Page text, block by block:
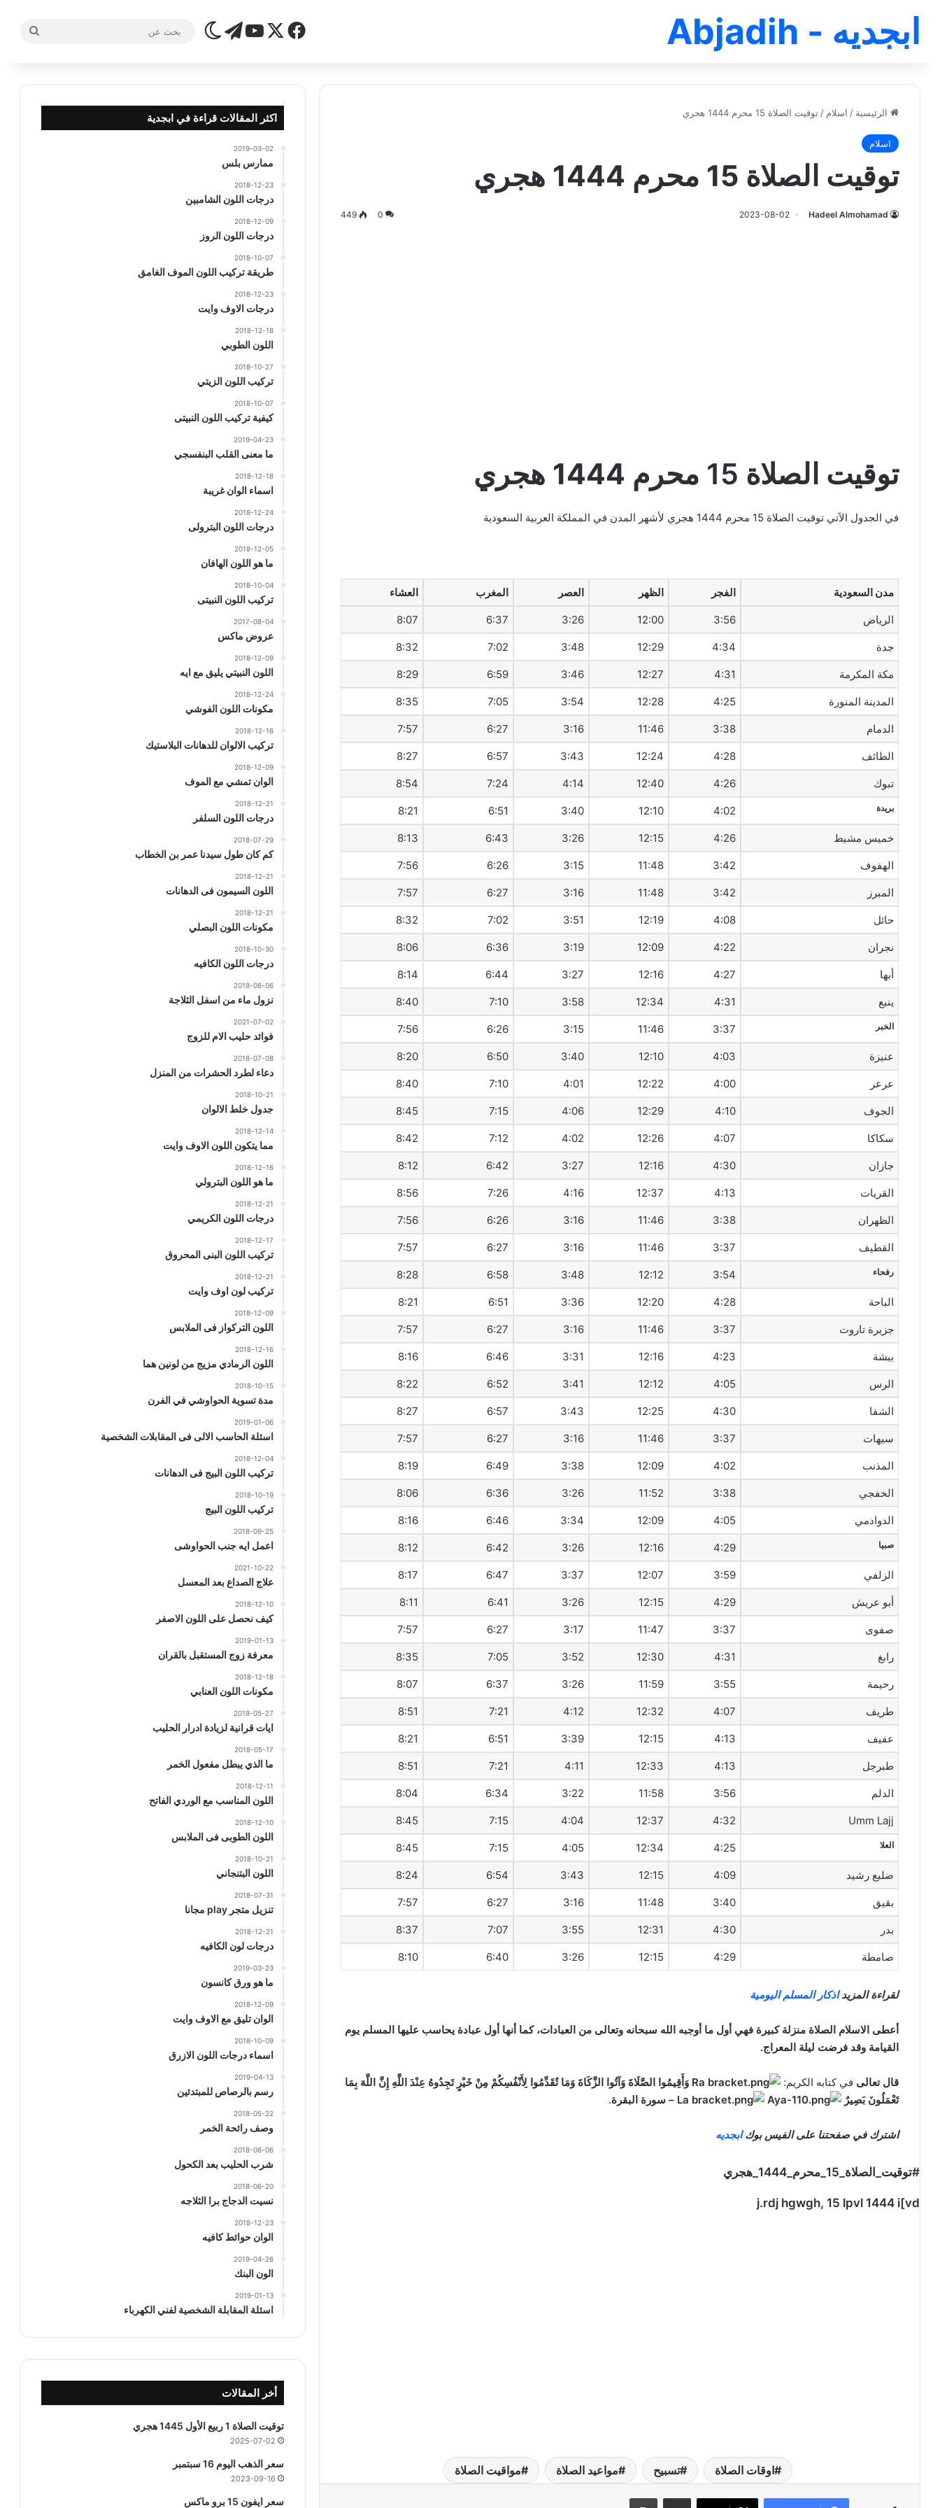
ابجديه - Abjadih فيسبوك
‫X
‫YouTube
تيلقرامالوضع المظلم
الرئيسية / اسلام / توقيت الصلاة 15 محرم 1444 هجري
اسلام
توقيت الصلاة 15 محرم 1444 هجري
Hadeel Almohamad
2023-08-02
0
449
توقيت الصلاة 15 محرم
في الجدول الآتي توقيت الصلاة 15 محرم 1444 هجري لأشهر المدن في المملكة العربية السعودية
مدن السعودية الفجر الظهر العصر المغرب العشاء
الرياض 3:56
12:00
3:26
6:37
8:07
جدة 4:34
12:29
3:48
7:02
8:32
مكة المكرمة 4:31
12:27
3:46
6:59
8:29
المدينة المنورة 4:25
12:28
3:54
7:05
8:35
الدمام 3:38
11:46
3:16
6:27
7:57
الطائف 4:28
12:24
3:43
6:57
8:27
تبوك 4:26
12:40
4:14
7:24
8:54
بريدة 4:02
12:10
3:40
6:51
8:21
خميس مشيط 4:26
12:15
3:26
6:43
8:13
الهفوف‎ 3:42
11:48
3:15
6:26
7:56
المبرز 3:42
11:48
3:16
6:27
7:57
حائل 4:08
12:19
3:51
7:02
8:32
نجران 4:22
12:09
3:19
6:36
8:06
أبها 4:27
12:16
3:27
6:44
8:14
ينبع 4:31
12:34
3:58
7:10
8:40
الخبر 3:37
11:46
3:15
6:26
7:56
عنيزة 4:03
12:10
3:40
6:50
8:20
عرعر 4:00
12:22
4:01
7:10
8:40
الجوف 4:10
12:29
4:06
7:15
8:45
سكاكا 4:07
12:26
4:02
7:12
8:42
جازان 4:30
12:16
3:27
6:42
8:12
القريات 4:13
12:37
4:16
7:26
8:56
الظهران 3:38
11:46
3:16
6:26
7:56
القطيف‎ 3:37
11:46
3:16
6:27
7:57
رفحاء 3:54
12:12
3:48
6:58
8:28
الباحة 4:28
12:20
3:36
6:51
8:21
جزيرة تاروت 3:37
11:46
3:16
6:27
7:57
بيشة 4:23
12:16
3:31
6:46
8:16
الرس 4:05
12:12
3:41
6:52
8:22
الشفا 4:30
12:25
3:43
6:57
8:27
سيهات‎ 3:37
11:46
3:16
6:27
7:57
المذنب 4:02
12:09
3:38
6:49
8:19
الخفجي 3:38
11:52
3:26
6:36
8:06
الدوادمي 4:05
12:09
3:34
6:46
8:16
صبيا 4:29
12:16
3:26
6:42
8:12
الزلفي 3:59
12:07
3:37
6:47
8:17
أبو عريش 4:29
12:15
3:26
6:41
8:11
صفوى 3:37
11:47
3:17
6:27
7:57
رابغ 4:31
12:30
3:52
7:05
8:35
رحيمة 3:55
11:59
3:26
6:37
8:07
طريف‎ 4:07
12:32
4:12
7:21
8:51
عفيف 4:13
12:15
3:39
6:51
8:21
طبرجل 4:13
12:33
4:11
7:21
8:51
الدلم 3:56
11:58
3:22
6:34
8:04
Umm Lajj
4:32
12:37
4:04
7:15
8:45
العلا 4:25
12:34
4:05
7:15
8:45
ضليع رشيد 4:09
12:15
3:43
6:54
8:24
بقيق 3:40
11:48
3:16
6:27
7:57
بدر 4:30
12:31
3:55
7:07
8:37
صامطة 4:29
12:15
3:26
6:40
8:10
لقراءة المزيداذكار المسلم اليومية
أعطى الاسلام الصلاة منزلة كبيرة فهي أول ما أوجبه الله سبحانه وتعالى من العبادات، كما أنها أول عبادة يحاسب عليها المسلم يوم
القيامة وقد فرضت ليلة المعراج.
قال تعالى في كتابه الكريم:
وَأَقِيمُوا الصَّلَاةَ وَآتُوا الزَّكَاةَ وَمَا تُقَدِّمُوا لِأَنْفُسِكُمْ مِنْ خَيْرٍ تَجِدُوهُ عِنْدَ اللَّهِ إِنَّ اللَّهَ بِمَا
تَعْمَلُونَ بَصِيرٌ
– سورة البقرة.
اشترك في صفحتنا على الفيس بوكابجديه
#توقيت_الصلاة_15_محرم_1444_هجري
j.rdj hgwgh, 15 lpvl 1444 i[vd
اوقات الصلاة تسبيح مواعيد الصلاة مواقيت الصلاة
اكثر المقالات قراءة في ابجدية
2019-03-02
ممارس بلس
2018-12-23
درجات اللون الشامبين
2018-12-09
درجات اللون الروز
2018-10-07
طريقة تركيب اللون الموف الغامق
2018-12-23
درجات الاوف وايت
2018-12-18
اللون الطوبي
2018-10-27
تركيب اللون الزيتي
2018-10-07
كيفية تركيب اللون النبيتى
2019-04-23
ما معنى القلب البنفسجي
2018-12-18
اسماء الوان غريبة
2018-12-24
درجات اللون البترولى
2018-12-05
ما هو اللون الهافان
2018-10-04
تركيب اللون النبيتى
2017-08-04
عروض ماكس
2018-12-09
اللون النبيتي يليق مع ايه
2018-12-24
مكونات اللون الفوشي
2018-12-16
تركيب الالوان للدهانات البلاستيك
2018-12-09
الوان تمشي مع الموف
2018-12-21
درجات اللون السلفر
2018-07-29
كم كان طول سيدنا عمر بن الخطاب
2018-12-21
اللون السيمون فى الدهانات
2018-12-21
مكونات اللون البصلي
2018-10-30
درجات اللون الكافيه
2018-06-06
نزول ماء من اسفل الثلاجة
2021-07-02
فوائد حليب الام للزوج
2018-07-08
دعاء لطرد الحشرات من المنزل
2018-10-21
جدول خلط الالوان
2018-12-14
مما يتكون اللون الاوف وايت
2018-12-16
ما هو اللون البترولي
2018-12-21
درجات اللون الكريمي
2018-12-17
تركيب اللون البنى المحروق
2018-12-21
تركيب لون اوف وايت
2018-12-09
اللون التركواز فى الملابس
2018-12-16
اللون الرمادي مزيج من لونين هما
2018-10-15
مدة تسوية الحواوشي في الفرن
2019-01-06
اسئلة الحاسب الالى فى المقابلات الشخصية
2018-12-04
تركيب اللون البيج فى الدهانات
2018-10-19
تركيب اللون البيج
2018-09-25
اعمل ايه جنب الحواوشى
2021-10-22
علاج الصداع بعد المعسل
2018-12-10
كيف نحصل على اللون الاصفر
2019-01-13
معرفة زوج المستقبل بالقران
2018-12-18
مكونات اللون العنابي
2018-05-27
ايات قرانية لزيادة ادرار الحليب
2018-05-17
ما الذي يبطل مفعول الخمر
2018-12-11
اللون المناسب مع الوردي الفاتح
2018-12-10
اللون الطوبى فى الملابس
2018-10-21
اللون البتنجاني
2018-07-31
تنزيل متجر play مجانا
2018-12-21
درجات لون الكافيه
2019-03-23
ما هو ورق كانسون
2018-12-09
الوان تليق مع الاوف وايت
2018-10-09
اسماء درجات اللون الازرق
2019-04-13
رسم بالرصاص للمبتدئين
2018-05-22
وصف رائحة الخمر
2018-06-06
شرب الحليب بعد الكحول
2018-06-20
نسيت الدجاج برا الثلاجه
2018-12-23
الوان حوائط كافيه
2019-04-26
الون البنك
2019-01-13
اسئلة المقابلة الشخصية لفني الكهرباء
أخر المقالات
توقيت الصلاة 1 ربيع الأول 1445 هجري
2025-07-02
سعر الذهب اليوم 16 سبتمبر
2023-09-16
سعر ايفون 15 برو ماكس